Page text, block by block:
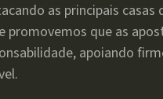
as principais casas
promovemos que as
apoiando